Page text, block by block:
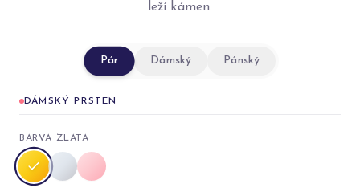
leží kámen.
Pár Dámský Pánský
DÁMSKÝ PRSTEN
BARVA ZLATA